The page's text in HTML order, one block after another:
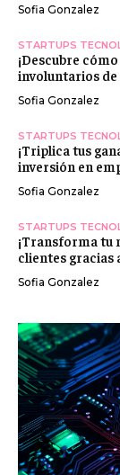
Sofia Gonzalez
STARTUPS
¡Descubre
involuntarios
Sofia Gonzalez
STARTUPS
¡Triplica tus
inversión en
Sofia Gonzalez
STARTUPS
¡Transforma tu
clientes gracias
Sofia Gonzalez